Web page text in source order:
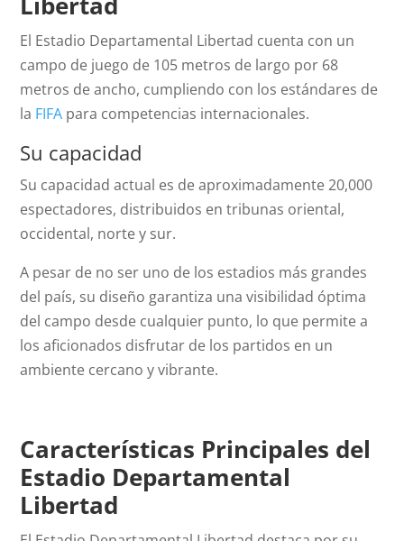
El Estadio Departamental Libertad cuenta con un
campo de juego de 105 metros de largo por 68
metros de ancho, cumpliendo con los estándares de
la FIFA para competencias internacionales.
Su capacidad
Su capacidad actual es de aproximadamente 20,000
espectadores, distribuidos en tribunas oriental,
occidental, norte y sur.
A pesar de no ser uno de los estadios más grandes
del país, su diseño garantiza una visibilidad óptima
del campo desde cualquier punto, lo que permite a
los aficionados disfrutar de los partidos en un
ambiente cercano y vibrante.
Características Principales del
Estadio Departamental
Libertad